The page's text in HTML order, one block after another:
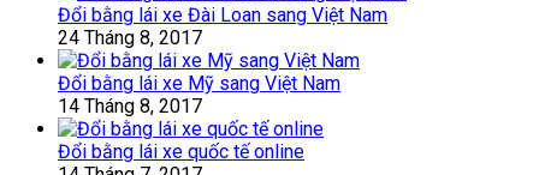
Đổi bằng lái xe Đài Loan sang Việt Nam
24 Tháng 8, 2017
Đổi bằng lái xe Mỹ sang Việt Nam
14 Tháng 8, 2017
Đổi bằng lái xe quốc tế online